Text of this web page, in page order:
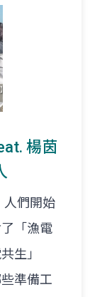
楊茵
人們開始
「漁電
生」
準備工